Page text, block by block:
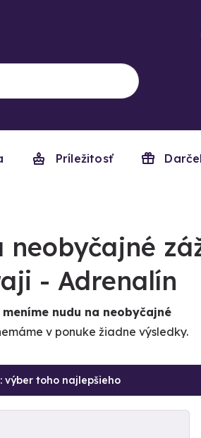
Príležitosť
neobyčajné
- Adrenalín
nudu na neobyčajné
v ponuke žiadne výsledky.
výber toho najlepšieho